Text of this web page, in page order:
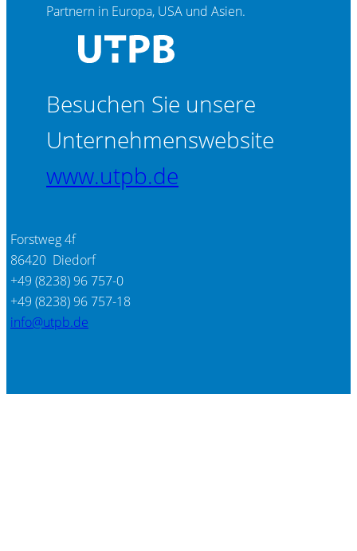
Partnern in Europa, USA und Asien.
Besuchen Sie unsere
Unternehmenswebsite
www.utpb.de
Forstweg 4f
86420 Diedorf
+49 (8238) 96 757-0
+49 (8238) 96 757-18
info@utpb.de